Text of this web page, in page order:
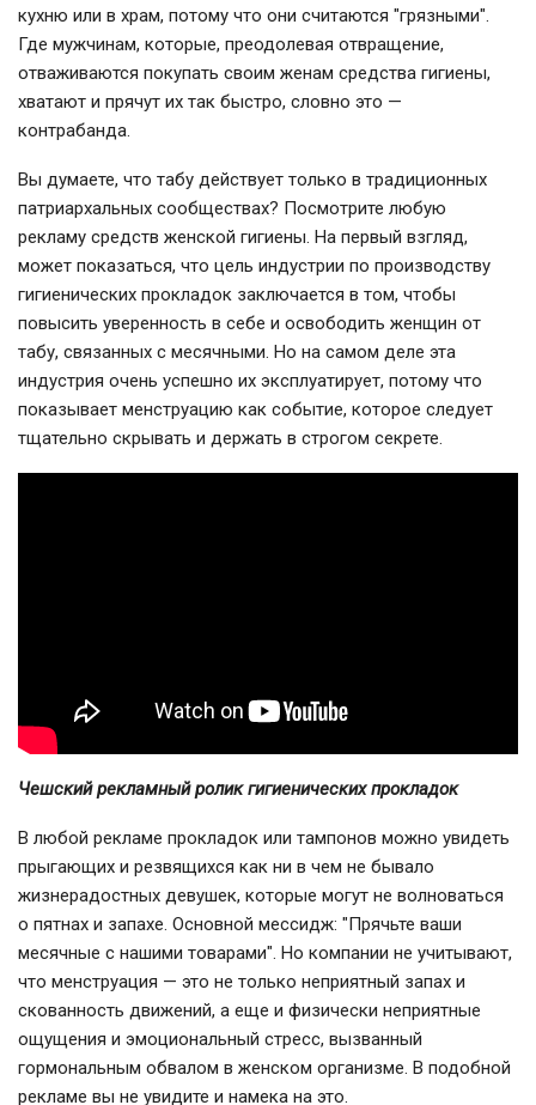
кухню или в храм, потому что они считаются "грязными".
Где мужчинам, которые, преодолевая отвращение,
отваживаются покупать своим женам средства гигиены,
хватают и прячут их так быстро, словно это —
контрабанда.
Вы думаете, что табу действует только в традиционных
патриархальных сообществах? Посмотрите любую
рекламу средств женской гигиены. На первый взгляд,
может показаться, что цель индустрии по производству
гигиенических прокладок заключается в том, чтобы
повысить уверенность в себе и освободить женщин от
табу, связанных с месячными. Но на самом деле эта
индустрия очень успешно их эксплуатирует, потому что
показывает менструацию как событие, которое следует
тщательно скрывать и держать в строгом секрете.
Чешский рекламный ролик гигиенических прокладок
В любой рекламе прокладок или тампонов можно увидеть
прыгающих и резвящихся как ни в чем не бывало
жизнерадостных девушек, которые могут не волноваться
о пятнах и запахе. Основной мессидж: "Прячьте ваши
месячные с нашими товарами". Но компании не учитывают,
что менструация — это не только неприятный запах и
скованность движений, а еще и физически неприятные
ощущения и эмоциональный стресс, вызванный
гормональным обвалом в женском организме. В подобной
рекламе вы не увидите и намека на это.